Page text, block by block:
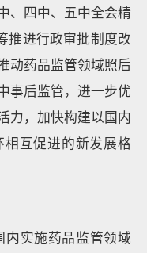
、四中、五中全会精
推进行政审批制度改
动药品监管领域照后
事后监管，进一步优
力，加快构建以国内
互促进的新发展格
内实施药品监管领域